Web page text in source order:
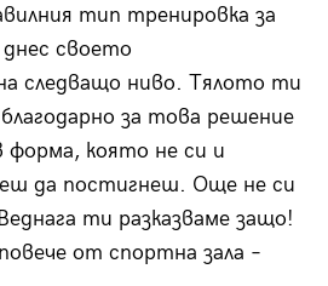
тип тренировка за
своето
следващо ниво. Тялото ти
за това решение
която не си и
да постигнеш. Още не си
ти разказваме защо!
от спортна зала –